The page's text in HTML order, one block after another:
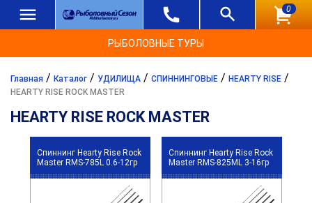
0
РЫБОЛОВНЫЕ ТУРЫ
Главная / Каталог / УДИЛИЩА / СПИННИНГОВЫЕ / HEARTY RISE /
HEARTY RISE ROCK MASTER
HEARTY RISE ROCK MASTER
Спиннинг Hearty Rise Rock
Master RMS-785L 0.6-12гр
Спиннинг Hearty Rise Rock
Master RMS-825ML 3-16гр